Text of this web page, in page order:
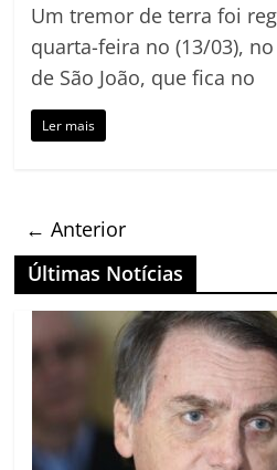
Um tremor de terra foi
quarta-feira no (13/03),
de São João, que fica no
Ler mais
← Anterior
Últimas Notícias